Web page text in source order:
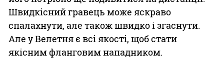
Швидкісний гравець може яскраво
спалахнути, але також швидко і згаснути.
Але у Велетня є всі якості, щоб стати
якісним фланговим нападником.